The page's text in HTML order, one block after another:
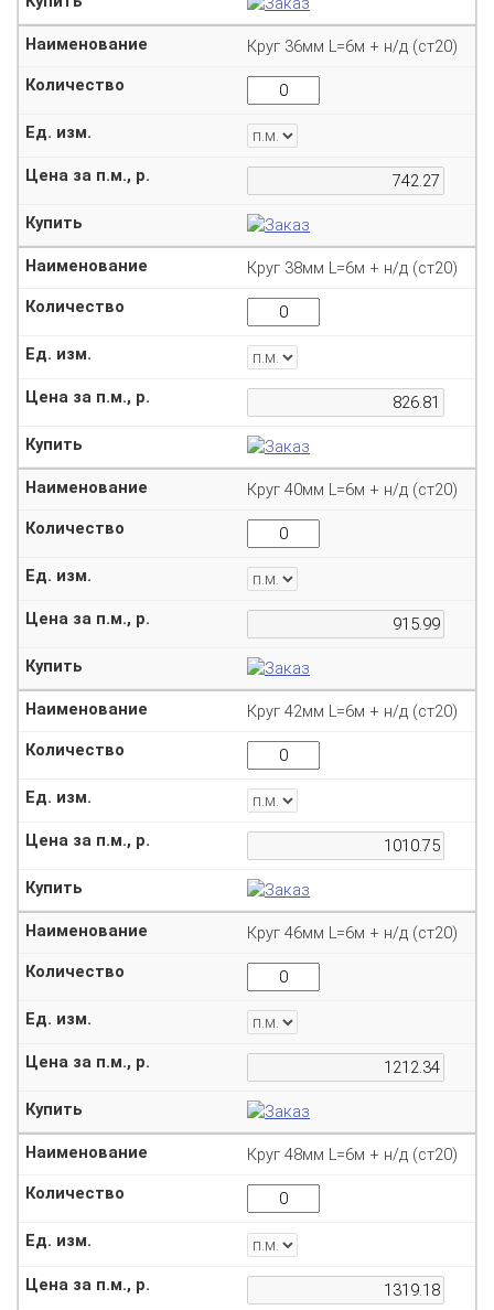
Круг 36мм L=6м + н/д (ст20)
Круг 38мм L=6м + н/д (ст20)
Круг 40мм L=6м + н/д (ст20)
Круг 42мм L=6м + н/д (ст20)
Круг 46мм L=6м + н/д (ст20)
Круг 48мм L=6м + н/д (ст20)